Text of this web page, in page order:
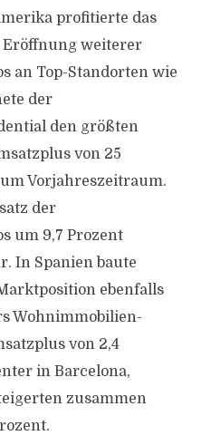
profitierte das
weiterer
an Top-Standorten wie
der
den größten
von 25
Vorjahreszeitraum.
der
um 9,7 Prozent
In Spanien baute
ebenfalls
Wohnimmobilien-
von 2,4
in Barcelona,
zusammen